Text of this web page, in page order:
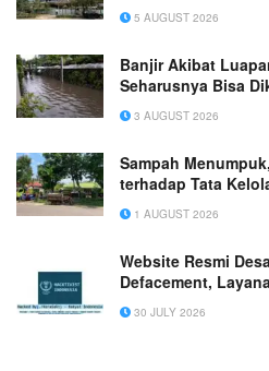
5 AUGUST 2026
Banjir Akibat
Seharusnya Bisa
3 AUGUST 2026
Sampah
terhadap Tata
1 AUGUST 2026
Website Resmi
Defacement,
30 JULY 2026